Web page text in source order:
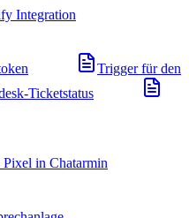
Integration
Trigger für den
Ticketstatus
Pixel in Chatarmin